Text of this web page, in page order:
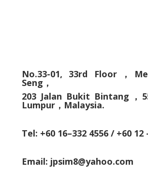
No.33-01, 33rd Floor，
Seng，
203 Jalan Bukit Bintang，
Lumpur，Malaysia.
Tel: +60 16–332 4556/ +60 12
Email: jpsim8@yahoo.com